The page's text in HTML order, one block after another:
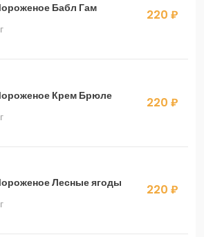
Бабл Гам
220 ₽
Крем Брюле
220 ₽
Лесные ягоды
220 ₽